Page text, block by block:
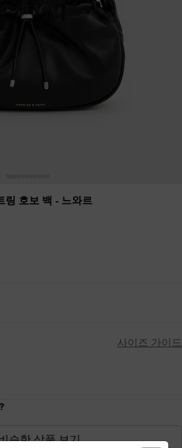
링 호보 백 - 느와르
사이즈 가이드
슷한 상품 보기